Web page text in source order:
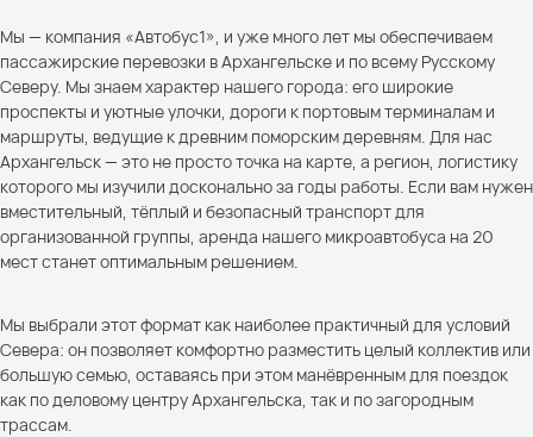
Мы — компания «Автобус1», и уже много лет мы обеспечиваем
пассажирские перевозки в Архангельске и по всему Русскому
Северу. Мы знаем характер нашего города: его широкие
проспекты и уютные улочки, дороги к портовым терминалам и
маршруты, ведущие к древним поморским деревням. Для нас
Архангельск — это не просто точка на карте, а регион, логистику
которого мы изучили досконально за годы работы. Если вам нужен
вместительный, тёплый и безопасный транспорт для
организованной группы, аренда нашего микроавтобуса на 20
мест станет оптимальным решением.
Мы выбрали этот формат как наиболее практичный для условий
Севера: он позволяет комфортно разместить целый коллектив или
большую семью, оставаясь при этом манёвренным для поездок
как по деловому центру Архангельска, так и по загородным
трассам.